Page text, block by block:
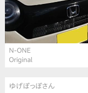
N-ONE
Original
ゆげぽっぽさん